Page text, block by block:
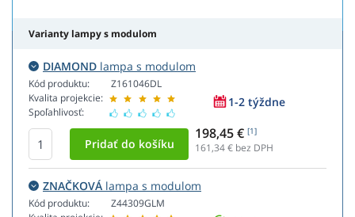
Varianty lampy s modulom
DIAMOND lampa s modulom
Kód produktu:
Kvalita projekcie:
Spoľahlivosť:
Z161046DL
1-2 týždne
198,45 € [1]
161,34€ bez DPH
ZNAČKOVÁ lampa s modulom
Kód produktu:
Z44309GLM